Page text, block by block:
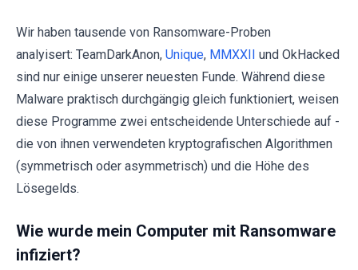
Wir haben tausende von Ransomware-Proben
analyisert: TeamDarkAnon, Unique, MMXXII und OkHacked
sind nur einige unserer neuesten Funde. Während diese
Malware praktisch durchgängig gleich funktioniert, weisen
diese Programme zwei entscheidende Unterschiede auf -
die von ihnen verwendeten kryptografischen Algorithmen
(symmetrisch oder asymmetrisch) und die Höhe des
Lösegelds.
Wie wurde mein Computer mit Ransomware
infiziert?